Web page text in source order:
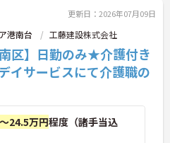
更新日：2026年07月09日
港南台 工藤建設株式会社
区】日勤のみ★介護付き
イサービスにて介護職の
24.5万円程度（諸手当込